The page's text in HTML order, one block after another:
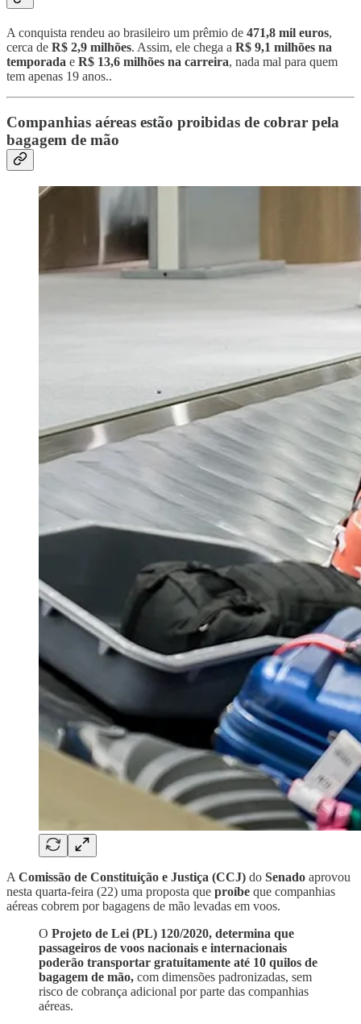
A conquista rendeu ao brasileiro um prêmio de 471,8 mil euros,
cerca de R$ 2,9 milhões. Assim, ele chega a R$ 9,1 milhões na
temporada e R$ 13,6 milhões na carreira, nada mal para quem
tem apenas 19 anos..
Companhias aéreas estão proibidas de cobrar pela
bagagem de mão
A Comissão de Constituição e Justiça (CCJ) do Senado aprovou
nesta quarta-feira (22) uma proposta que proíbe que companhias
aéreas cobrem por bagagens de mão levadas em voos.
O Projeto de Lei (PL) 120/2020, determina que
passageiros de voos nacionais e internacionais
poderão transportar gratuitamente até 10 quilos de
bagagem de mão, com dimensões padronizadas, sem
risco de cobrança adicional por parte das companhias
aéreas.